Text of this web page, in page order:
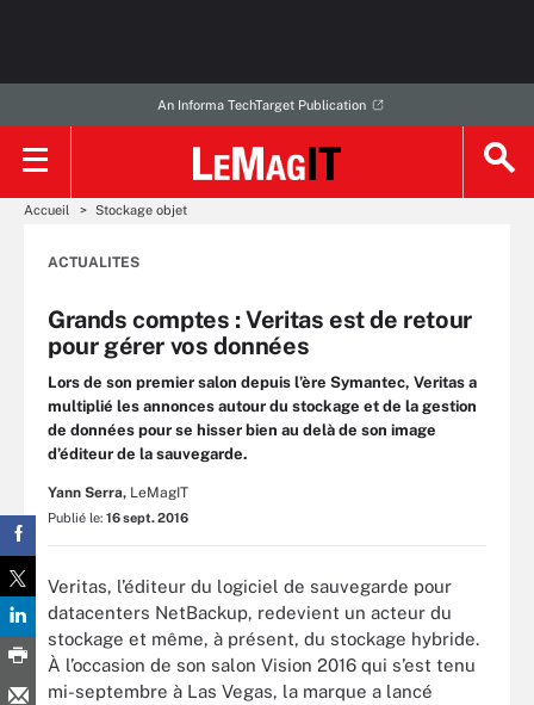
An Informa TechTarget Publication
Accueil Stockage objet
ACTUALITES
Grands comptes : Veritas est de retour
pour gérer vos données
Lors de son premier salon depuis l’ère Symantec, Veritas a
multiplié les annonces autour du stockage et de la gestion
de données pour se hisser bien au delà de son image
d’éditeur de la sauvegarde.
Yann Serra, LeMagIT
Publié le: 16 sept. 2016
Veritas, l’éditeur du logiciel de sauvegarde pour
datacenters NetBackup, redevient un acteur du
stockage et même, à présent, du stockage hybride.
À l’occasion de son salon Vision 2016 qui s’est tenu
mi-septembre à Las Vegas, la marque a lancé